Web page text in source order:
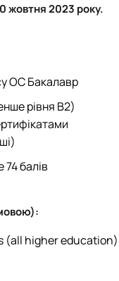
жовтня 2023 року.
ОС Бакалавр
рівня B2)
балів
(all higher education)